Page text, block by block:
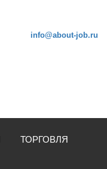
info@about-job.ru
ТОРГОВЛЯ